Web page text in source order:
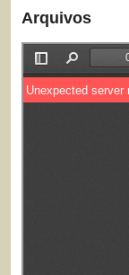
Arquivos